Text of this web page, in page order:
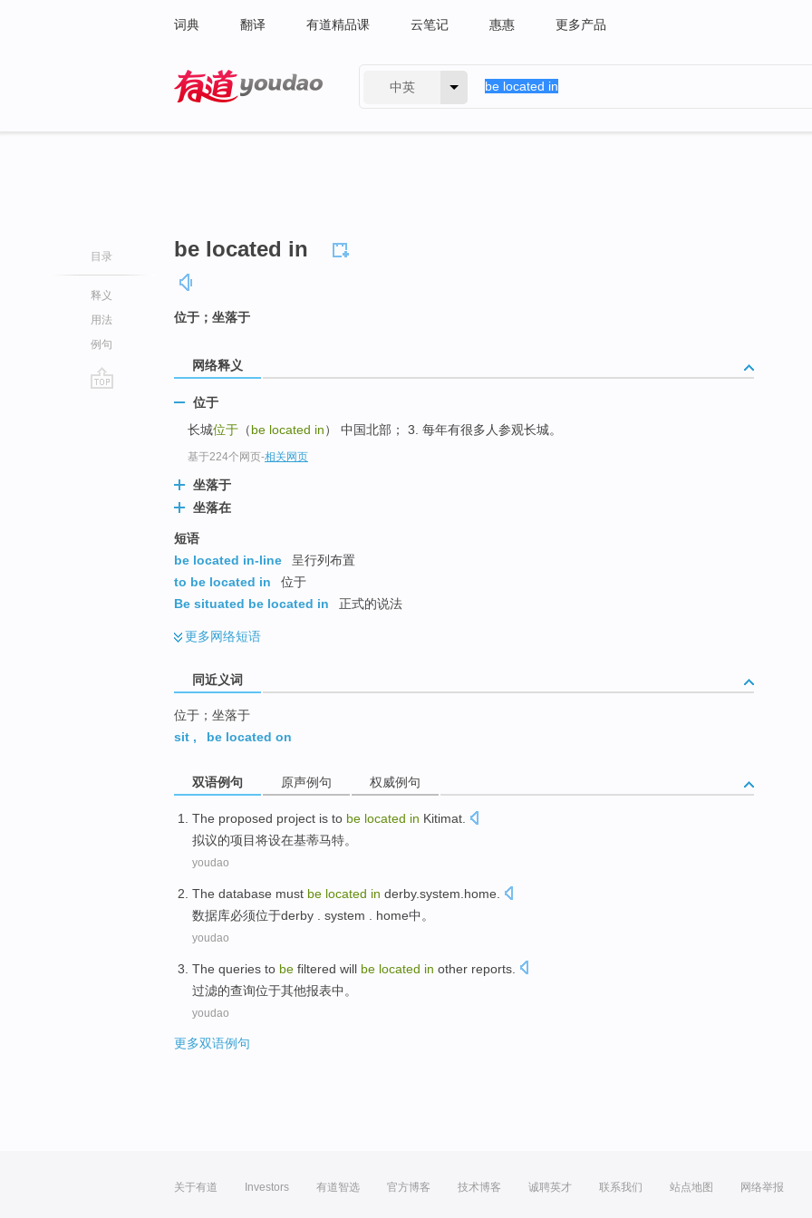
词典 翻译 有道精品课 云笔记 惠惠 更多产品
中英
目录
释义
用法
例句
be located in
位于；坐落于
网络释义
位于
长城位于 （be located in） 中国北部； 3. 每年有很多人参观长城。
基于224个网页-相关网页
坐落于
坐落在
短语
be located in-line
呈行列布置
to be located in
位于
Be situated be located in
正式的说法
更多网络短语
同近义词
位于；坐落于
sit , be located on
双语例句 原声例句 权威例句
The proposed project is to be located in Kitimat
拟议的项目将设在基蒂马特。
youdao
The database must be located in derby.system.home
数据库必须位于derby . system . home中。
youdao
The queries to be filtered will be located in other reports
过滤的查询位于其他报表中。
youdao
更多双语例句
关于有道 Investors 有道智选 官方博客 技术博客 诚聘英才 联系我们 站点地图 网络举报